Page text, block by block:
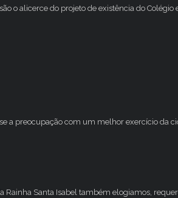
o alicerce do projeto de existência do
a preocupação com um melhor exercício da
Rainha Santa Isabel também elogiamos,